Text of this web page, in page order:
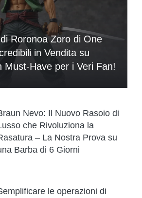
Roronoa Zoro di One
in Vendita su
Must-Have per i Veri Fan!
Nevo: Il Nuovo Rasoio di
che Rivoluziona la
– La Nostra Prova su
Barba di 6 Giorni
le operazioni di